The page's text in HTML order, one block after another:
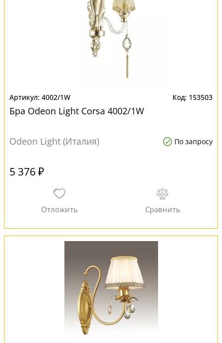
4002/1W 153503
Бра Odeon Light Corsa 4002/1W
Odeon Light (Италия) По запросу
5 376 ₽